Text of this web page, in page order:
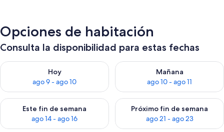
Opciones de habitación
Consulta la disponibilidad para estas fechas
Hoy
ago 9 - ago 10
Consulta la disponibilidad para hoy ago 9 - ago 10
Mañana
ago 10 - ago 11
Consulta la disponibilidad
Este fin de semana
ago 14 - ago 16
Consulta la disponibilidad para este fin de semana ago 14 -
Próximo fin de semana
ago 21 - ago 23
Consulta la disponibilidad